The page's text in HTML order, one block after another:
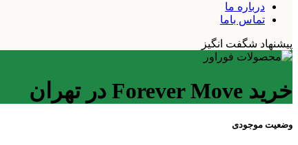
درباره ما
تماس باما
پیشنهاد شگفت انگیز
خرید Forever Move در تهران
وضعیت موجودی